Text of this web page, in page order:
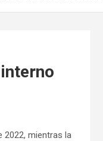
2022, mientras la